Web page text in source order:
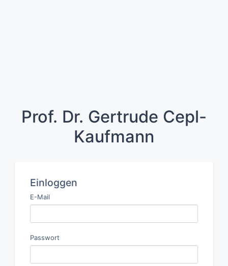
Prof. Dr. Gertrude Cepl-
Kaufmann
Einloggen
E-Mail
Passwort